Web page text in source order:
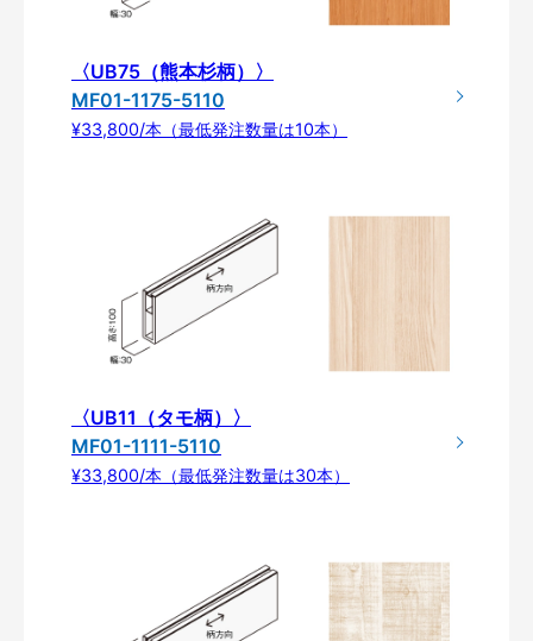
〈UB75（熊本杉柄）〉
MF01-1175-5110
¥33,800/本（最低発注数量は10本）
〈UB11（タモ柄）〉
MF01-1111-5110
¥33,800/本（最低発注数量は30本）